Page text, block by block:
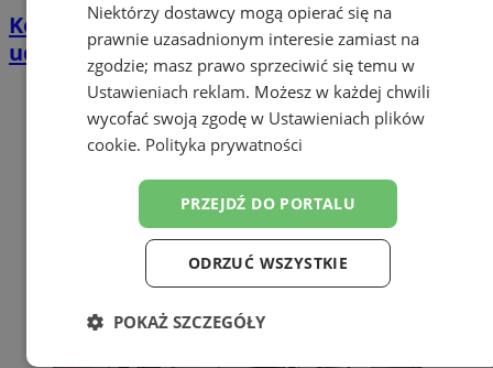
Kolizja na ulicy Dworcowej. Kierowca
uderzył w znak drogowy
Niektórzy dostawcy mogą opierać się na
prawnie uzasadnionym interesie zamiast na
zgodzie; masz prawo sprzeciwić się temu w
Ustawieniach reklam. Możesz w każdej chwili
wycofać swoją zgodę w Ustawieniach plików
cookie. Polityka prywatności
PRZEJDŹ DO PORTALU
ODRZUĆ WSZYSTKIE
POKAŻ SZCZEGÓŁY